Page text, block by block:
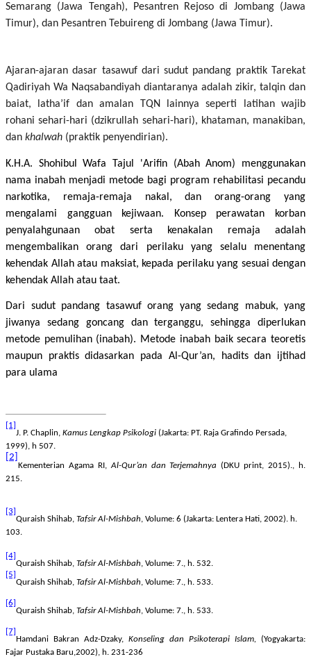
Semarang (Jawa Tengah), Pesantren Rejoso di Jombang (Jawa
Timur), dan Pesantren Tebuireng di Jombang (Jawa Timur).
Ajaran-ajaran dasar tasawuf dari sudut pandang praktik Tarekat
Qadiriyah Wa Naqsabandiyah diantaranya adalah zikir, talqin dan
baiat, latha’if dan amalan TQN lainnya seperti latihan wajib
rohani sehari-hari (dzikrullah sehari-hari), khataman, manakiban,
dan khalwah (praktik penyendirian).
K.H.A. Shohibul Wafa Tajul 'Arifin(Abah Anom) menggunakan
nama inabah menjadi metode bagi program rehabilitasi pecandu
narkotika, remaja-remaja nakal, dan orang-orang yang
mengalami gangguan kejiwaan. Konsep perawatan korban
penyalahgunaan obat serta kenakalan remaja adalah
mengembalikan orang dari perilaku yang selalu menentang
kehendak Allah atau maksiat, kepada perilaku yang sesuai dengan
kehendak Allah atau taat.
Dari sudut pandang tasawuf orang yang sedang mabuk, yang
jiwanya sedang goncang dan terganggu, sehingga diperlukan
metode pemulihan (inabah). Metode inabah baik secara teoretis
maupun praktis didasarkan pada Al-Qur’an, hadits dan ijtihad
para ulama
[1]
J. P. Chaplin, Kamus Lengkap Psikologi (Jakarta: PT. Raja Grafindo Persada,
1999), h 507.
[2]
Kementerian Agama RI,Al-Qur’an dan Terjemahnya (DKU print, 2015)., h.
215.
[3]
Quraish Shihab, Tafsir Al-Mishbah, Volume: 6 (Jakarta: Lentera Hati, 2002). h.
103.
[4]
Quraish Shihab, Tafsir Al-Mishbah, Volume: 7., h. 532.
[5]
Quraish Shihab, Tafsir Al-Mishbah, Volume: 7., h. 533.
[6]
Quraish Shihab, Tafsir Al-Mishbah, Volume: 7., h. 533.
[7]
Hamdani Bakran Adz-Dzaky, Konseling dan Psikoterapi Islam, (Yogyakarta:
Fajar Pustaka Baru,2002), h. 231-236